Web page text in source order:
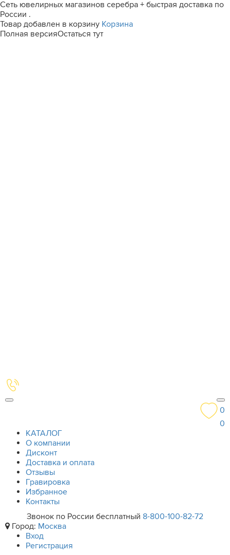
Сеть ювелирных магазинов серебра + быстрая доставка по
России .
Товар добавлен в корзину Корзина
Полная версияОстаться тут
0
0
КАТАЛОГ
О компании
Дисконт
Доставка и оплата
Отзывы
Гравировка
Избранное
Контакты
Звонок по России бесплатный 8-800-100-82-72
Город: Москва
Вход
Регистрация